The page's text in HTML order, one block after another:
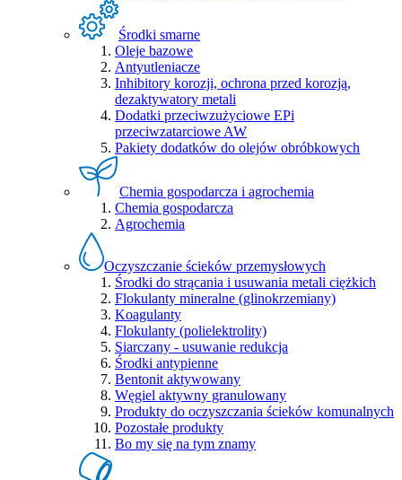
Środki smarne
Oleje bazowe
Antyutleniacze
Inhibitory korozji, ochrona przed korozją,
dezaktywatory metali
Dodatki przeciwzużyciowe EPi
przeciwzatarciowe AW
Pakiety dodatków do olejów obróbkowych
Chemia gospodarcza i agrochemia
Chemia gospodarcza
Agrochemia
Oczyszczanie ścieków przemysłowych
Środki do strącania i usuwania metali ciężkich
Flokulanty mineralne (glinokrzemiany)
Koagulanty
Flokulanty (polielektrolity)
Siarczany - usuwanie redukcja
Środki antypienne
Bentonit aktywowany
Węgiel aktywny granulowany
Produkty do oczyszczania ścieków komunalnych
Pozostałe produkty
Bo my się na tym znamy